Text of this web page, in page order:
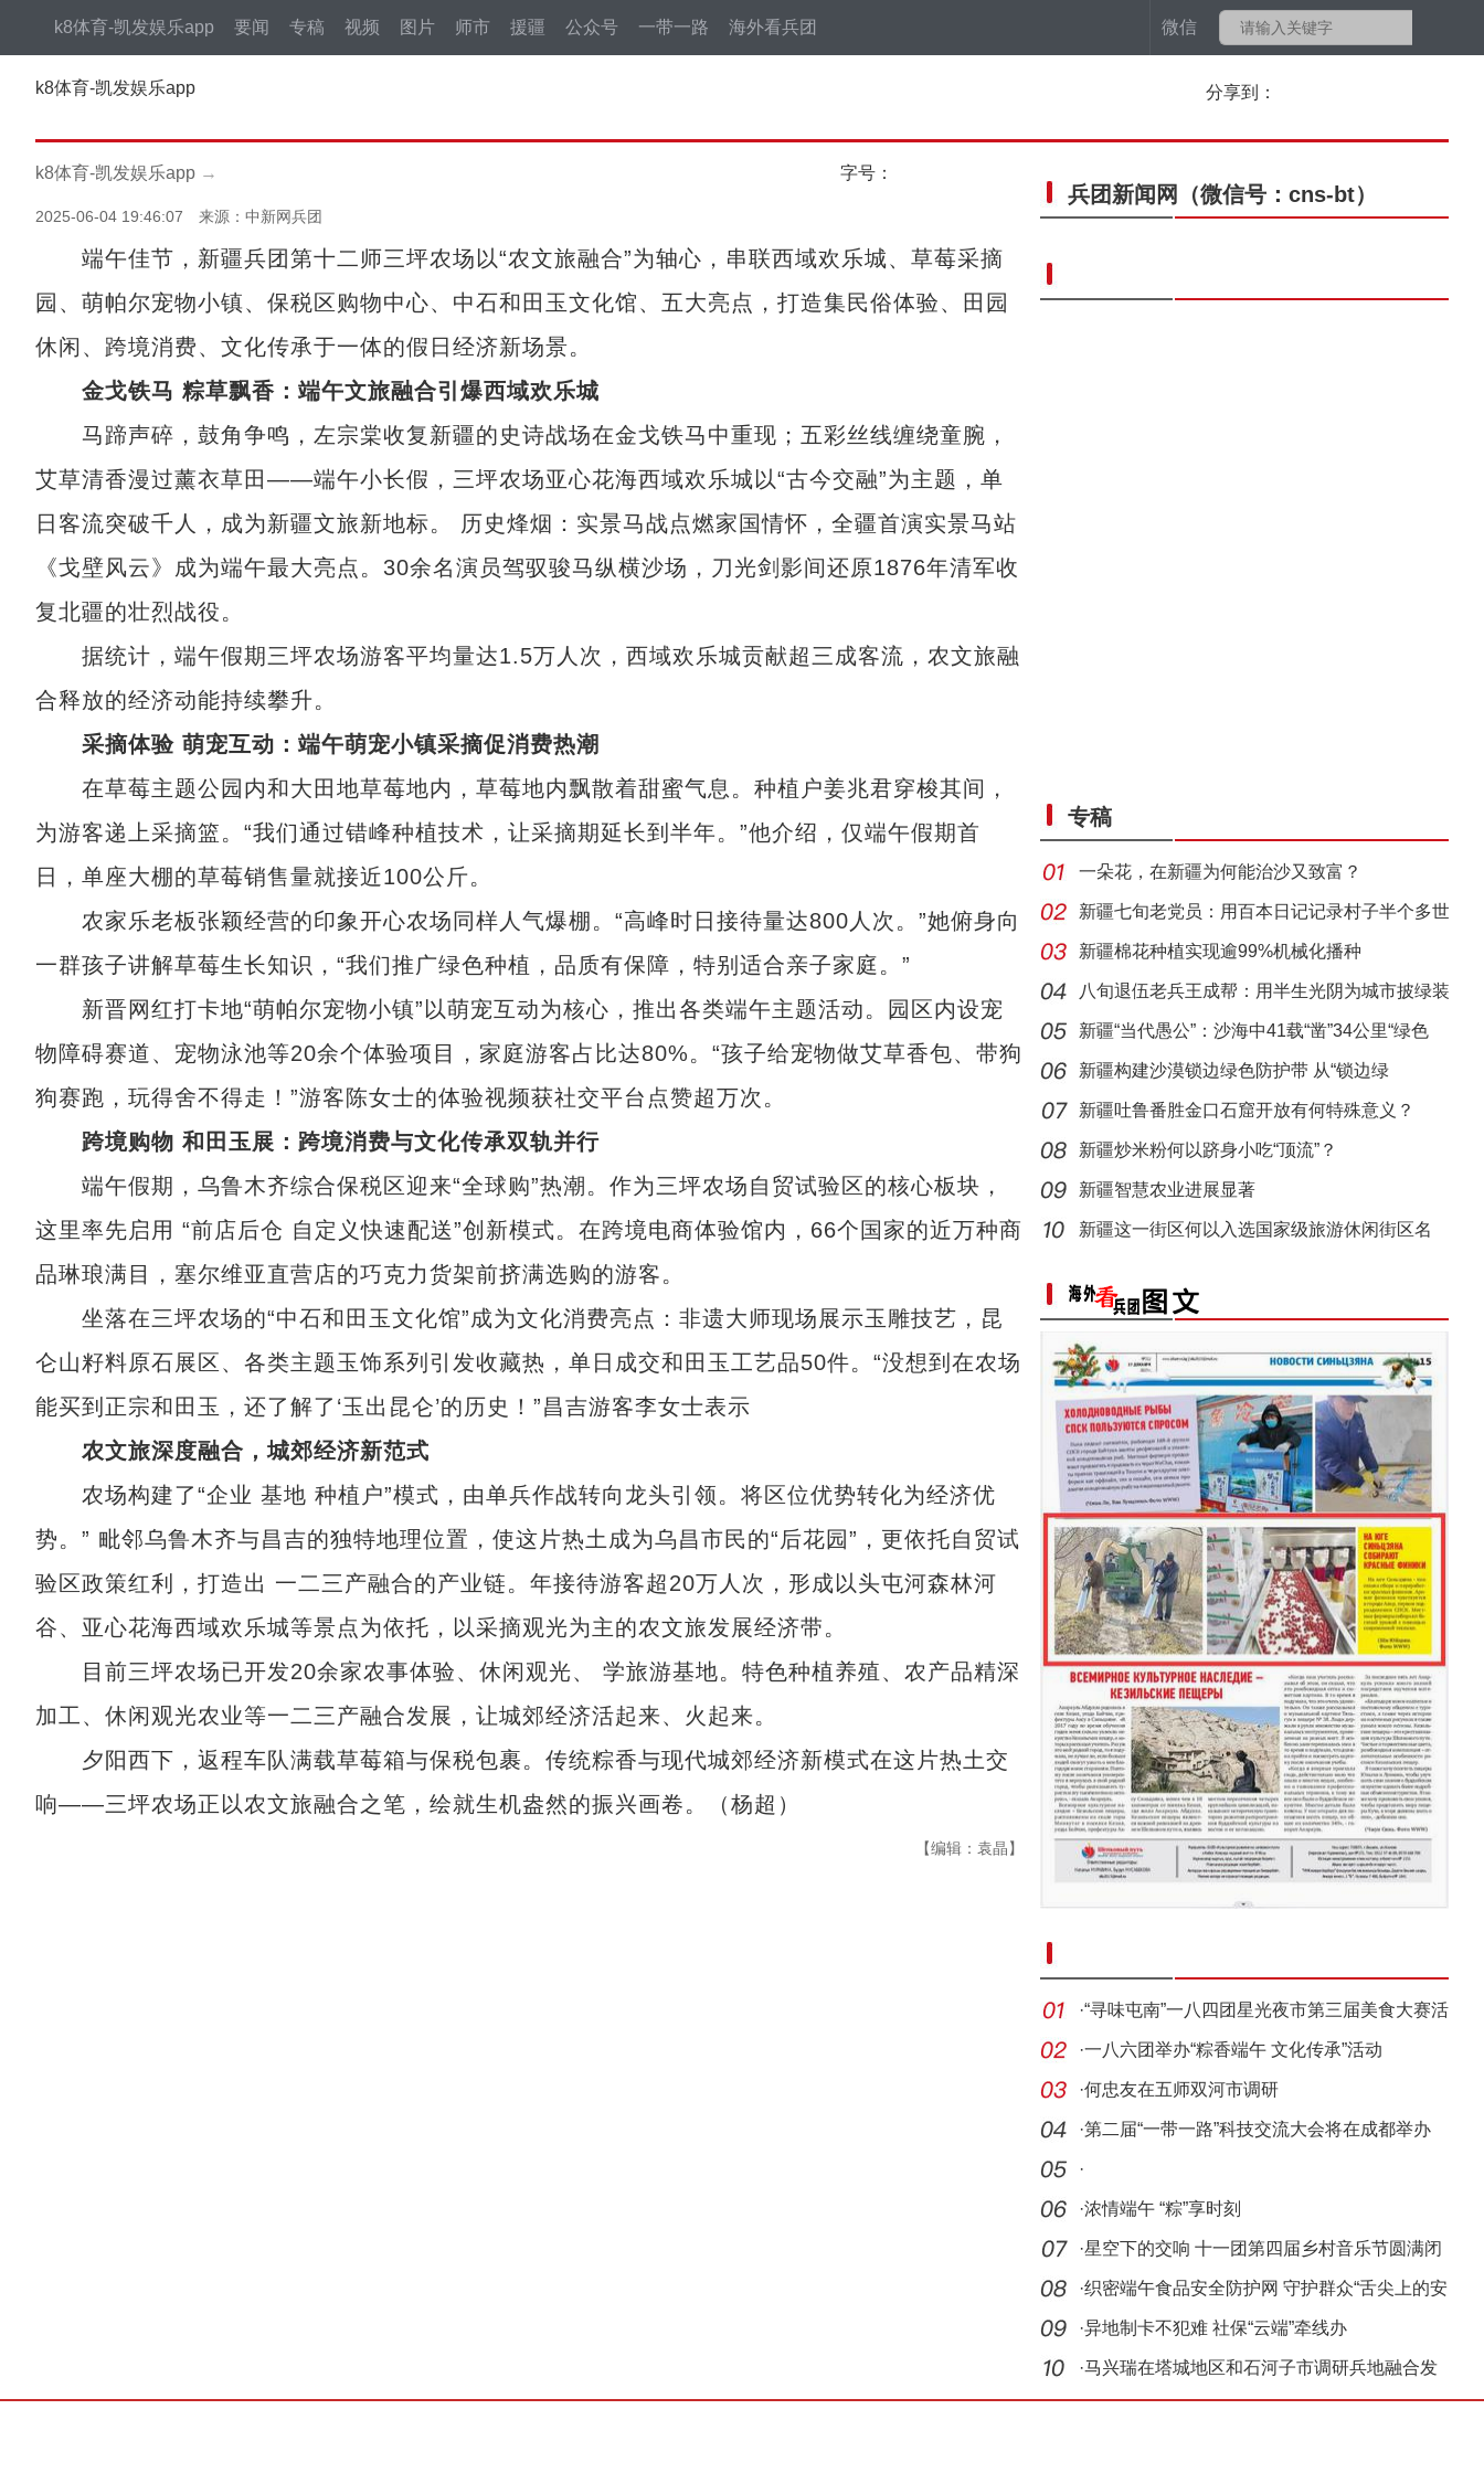
微信
k8体育-凯发娱乐app 要闻 专稿 视频 图片 师市 援疆 公众号 一带一路 海外看兵团
k8体育-凯发娱乐app 分享到：
k8体育-凯发娱乐app → 字号：
2025-06-04 19:46:07 来源：中新网兵团
端午佳节，新疆兵团第十二师三坪农场以“农文旅融合”为轴心，串联西域欢乐城、草莓采摘
园、萌帕尔宠物小镇、保税区购物中心、中石和田玉文化馆、五大亮点，打造集民俗体验、田园
休闲、跨境消费、文化传承于一体的假日经济新场景。
金戈铁马 粽草飘香：端午文旅融合引爆西域欢乐城
马蹄声碎，鼓角争鸣，左宗棠收复新疆的史诗战场在金戈铁马中重现；五彩丝线缠绕童腕，
艾草清香漫过薰衣草田——端午小长假，三坪农场亚心花海西域欢乐城以“古今交融”为主题，单
日客流突破千人，成为新疆文旅新地标。 历史烽烟：实景马战点燃家国情怀，全疆首演实景马站
《戈壁风云》成为端午最大亮点。30余名演员驾驭骏马纵横沙场，刀光剑影间还原1876年清军收
复北疆的壮烈战役。
据统计，端午假期三坪农场游客平均量达1.5万人次，西域欢乐城贡献超三成客流，农文旅融
合释放的经济动能持续攀升。
采摘体验 萌宠互动：端午萌宠小镇采摘促消费热潮
在草莓主题公园内和大田地草莓地内，草莓地内飘散着甜蜜气息。种植户姜兆君穿梭其间，
为游客递上采摘篮。“我们通过错峰种植技术，让采摘期延长到半年。”他介绍，仅端午假期首
日，单座大棚的草莓销售量就接近100公斤。
农家乐老板张颖经营的印象开心农场同样人气爆棚。“高峰时日接待量达800人次。”她俯身向
一群孩子讲解草莓生长知识，“我们推广绿色种植，品质有保障，特别适合亲子家庭。”
新晋网红打卡地“萌帕尔宠物小镇”以萌宠互动为核心，推出各类端午主题活动。园区内设宠
物障碍赛道、宠物泳池等20余个体验项目，家庭游客占比达80%。“孩子给宠物做艾草香包、带狗
狗赛跑，玩得舍不得走！”游客陈女士的体验视频获社交平台点赞超万次。
跨境购物 和田玉展：跨境消费与文化传承双轨并行
端午假期，乌鲁木齐综合保税区迎来“全球购”热潮。作为三坪农场自贸试验区的核心板块，
这里率先启用 “前店后仓 自定义快速配送”创新模式。在跨境电商体验馆内，66个国家的近万种商
品琳琅满目，塞尔维亚直营店的巧克力货架前挤满选购的游客。
坐落在三坪农场的“中石和田玉文化馆”成为文化消费亮点：非遗大师现场展示玉雕技艺，昆
仑山籽料原石展区、各类主题玉饰系列引发收藏热，单日成交和田玉工艺品50件。“没想到在农场
能买到正宗和田玉，还了解了‘玉出昆仑’的历史！”昌吉游客李女士表示
农文旅深度融合，城郊经济新范式
农场构建了“企业 基地 种植户”模式，由单兵作战转向龙头引领。将区位优势转化为经济优
势。” 毗邻乌鲁木齐与昌吉的独特地理位置，使这片热土成为乌昌市民的“后花园”，更依托自贸试
验区政策红利，打造出 一二三产融合的产业链。年接待游客超20万人次，形成以头屯河森林河
谷、亚心花海西域欢乐城等景点为依托，以采摘观光为主的农文旅发展经济带。
目前三坪农场已开发20余家农事体验、休闲观光、 学旅游基地。特色种植养殖、农产品精深
加工、休闲观光农业等一二三产融合发展，让城郊经济活起来、火起来。
夕阳西下，返程车队满载草莓箱与保税包裹。传统粽香与现代城郊经济新模式在这片热土交
响——三坪农场正以农文旅融合之笔，绘就生机盎然的振兴画卷。（杨超）
【编辑：袁晶】
兵团新闻网 （微信号：cns-bt）
专稿
一朵花，在新疆为何能治沙又致富？
新疆七旬老党员：用百本日记记录村子半个多世
纪变
新疆棉花种植实现逾99%机械化播种
八旬退伍老兵王成帮：用半生光阴为城市披绿装
新疆“当代愚公”：沙海中41载“凿”34公里“绿色
新疆构建沙漠锁边绿色防护带 从“锁边绿
化”到“产
新疆吐鲁番胜金口石窟开放有何特殊意义？
新疆炒米粉何以跻身小吃“顶流”？
新疆智慧农业进展显著
新疆这一街区何以入选国家级旅游休闲街区名
·“寻味屯南”一八四团星光夜市第三届美食大赛活
动
·一八六团举办“粽香端午 文化传承”活动
·何忠友在五师双河市调研
·第二届“一带一路”科技交流大会将在成都举办
·
·浓情端午 “粽”享时刻
·星空下的交响 十一团第四届乡村音乐节圆满闭
幕
·织密端午食品安全防护网 守护群众“舌尖上的安
全”
·异地制卡不犯难 社保“云端”牵线办
·马兴瑞在塔城地区和石河子市调研兵地融合发
展和经